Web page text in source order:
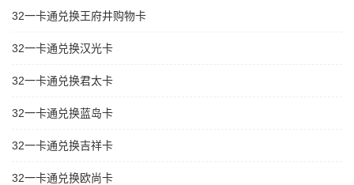
32一卡通兑换王府井购物卡
32一卡通兑换汉光卡
32一卡通兑换君太卡
32一卡通兑换蓝岛卡
32一卡通兑换吉祥卡
32一卡通兑换欧尚卡